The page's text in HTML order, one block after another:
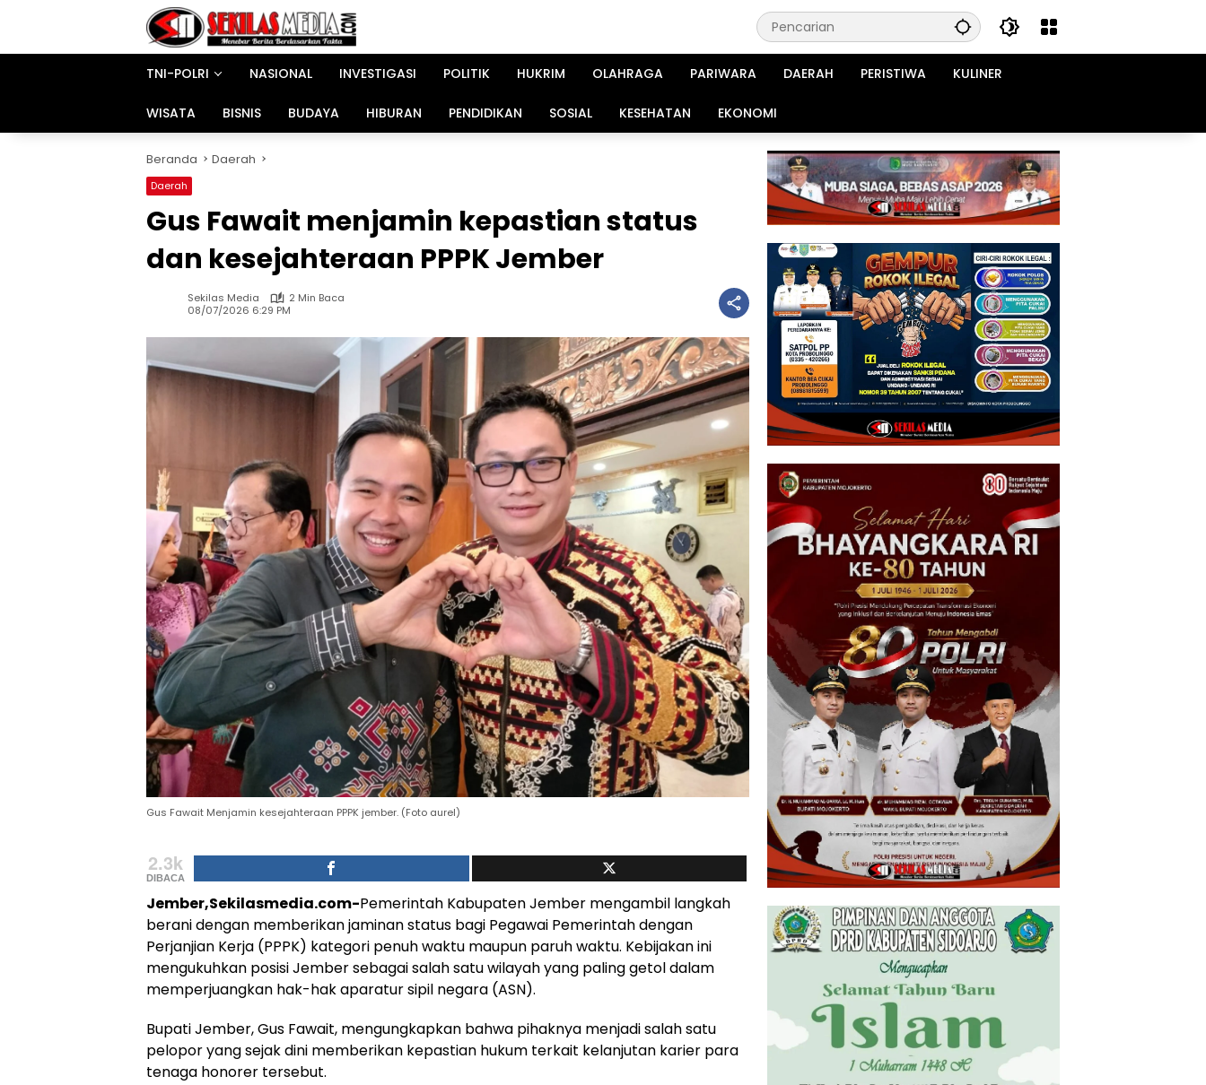
TNI-POLRI
NASIONAL INVESTIGASI POLITIK HUKRIM OLAHRAGA PARIWARA DAERAH PERISTIWA KULINER
WISATA BISNIS BUDAYA HIBURAN PENDIDIKAN SOSIAL KESEHATAN EKONOMI
Beranda Daerah
Daerah
Gus Fawait menjamin kepastian status
dan kesejahteraan PPPK Jember
Sekilas Media
2 Min Baca
08/07/2026 6:29 PM
Gus Fawait Menjamin kesejahteraan PPPK jember. (Foto aurel)
2.3k
DIBACA
Jember,Sekilasmedia.com-Pemerintah Kabupaten Jember mengambil langkah
berani dengan memberikan jaminan status bagi Pegawai Pemerintah dengan
Perjanjian Kerja (PPPK) kategori penuh waktu maupun paruh waktu. Kebijakan ini
mengukuhkan posisi Jember sebagai salah satu wilayah yang paling getol dalam
memperjuangkan hak-hak aparatur sipil negara (ASN).
Bupati Jember, Gus Fawait, mengungkapkan bahwa pihaknya menjadi salah satu
pelopor yang sejak dini memberikan kepastian hukum terkait kelanjutan karier para
tenaga honorer tersebut.